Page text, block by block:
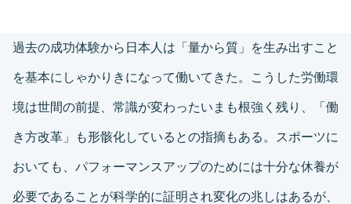
過去の成功体験から日本人は「量から質」を生み出すこと
を基本にしゃかりきになって働いてきた。こうした労働環
境は世間の前提、常識が変わったいまも根強く残り、「働
き方改革」も形骸化しているとの指摘もある。スポーツに
おいても、パフォーマンスアップのためには十分な休養が
必要であることが科学的に証明され変化の兆しはあるが、